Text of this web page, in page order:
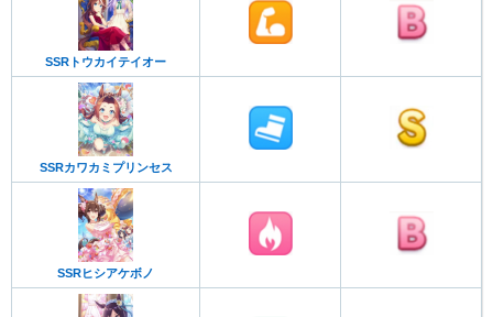
SSRトウカイテイオー
SSRカワカミプリンセス
SSRヒシアケボノ